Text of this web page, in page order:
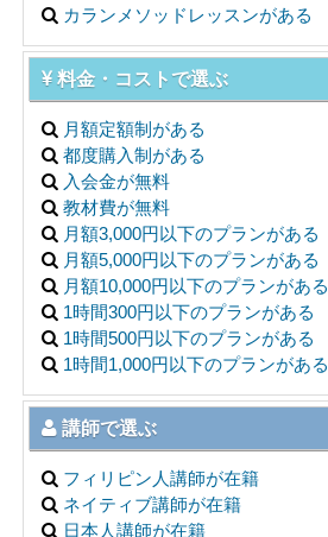
カランメソッドレッスンがある
料金・コストで選ぶ
月額定額制がある
都度購入制がある
入会金が無料
教材費が無料
月額3,000円以下のプランがある
月額5,000円以下のプランがある
月額10,000円以下のプランがある
1時間300円以下のプランがある
1時間500円以下のプランがある
1時間1,000円以下のプランがある
講師で選ぶ
フィリピン人講師が在籍
ネイティブ講師が在籍
日本人講師が在籍